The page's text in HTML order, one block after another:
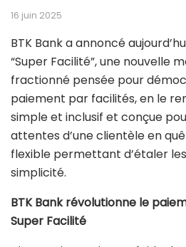
16 juin 2025
BTK Bank a annoncé
“Super Facilité”, une nouvelle
fractionné pensée pour
paiement par facilités, en le
simple et inclusif et conçue
attentes d’une clientèle en
flexible permettant d’étaler
simplicité.
BTK Bank révolutionne le
Super Facilité